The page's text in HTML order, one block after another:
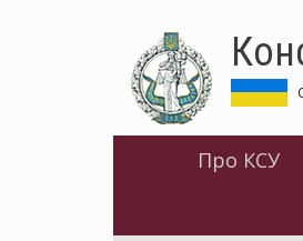
Про КСУ